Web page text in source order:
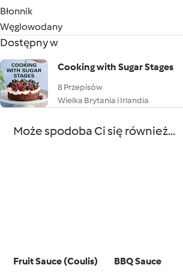
Błonnik
Węglowodany
Dostępny w
Cooking with Sugar Stages
8 Przepisów
Wielka Brytania i Irlandia
Może spodoba Ci się również...
Fruit Sauce (Coulis) BBQ Sauce